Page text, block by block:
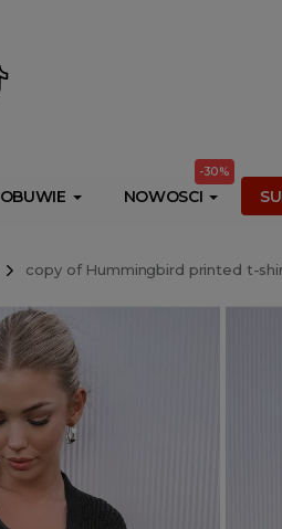
OBUWIE NOWOSCI
-30%
copy of Hummingbird printed t-